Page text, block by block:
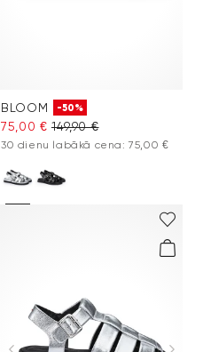
BLOOM -50%
75,00 € 149,90 €
30 dienu labākā cena: 75,00 €